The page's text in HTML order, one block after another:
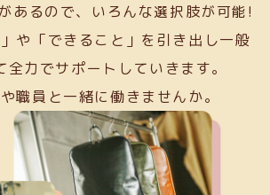
あるので、いろんな選択肢が可能!
や「できること」を引き出し一般
全力でサポートしていきます。
職員と一緒に働きませんか。